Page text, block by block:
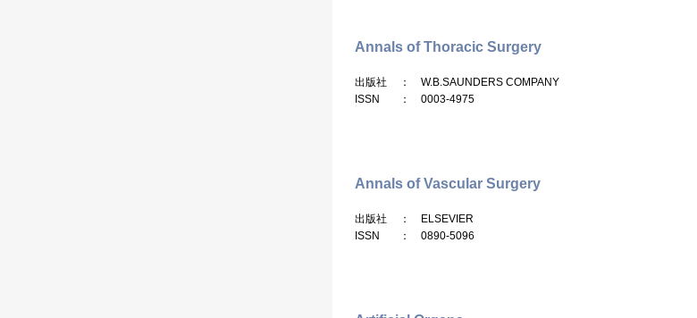
Annals of Thoracic Surgery
出版社
： W.B.SAUNDERS COMPANY
ISSN
： 0003-4975
Annals of Vascular Surgery
出版社
： ELSEVIER
ISSN
： 0890-5096